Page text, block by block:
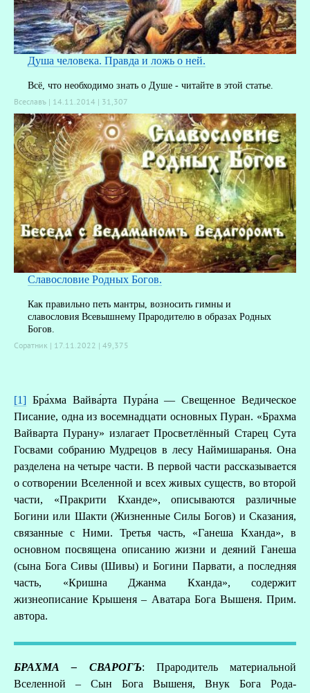
Душа человека. Правда и ложь о ней.
Всё, что необходимо знать о Душе - читайте в этой статье.
Всеславъ | 14.11.2014 | 31,307
Славословие Родных Богов.
Как правильно петь мантры, возносить гимны и
славословия Всевышнему Прародителю в образах Родных
Богов.
Соратник | 17.11.2022 | 49,375
[1] Бра́хма Вайва́рта Пура́на — Свещенное Ведическое
Писание, одна из восемнадцати основных Пуран. «Брахма
Вайварта Пурану» излагает Просветлённый Старец Сута
Госвами собранию Мудрецов в лесу Наймишаранья. Она
разделена на четыре части. В первой части рассказывается
о сотворении Вселенной и всех живых существ, во второй
части, «Пракрити Кханде», описываются различные
Богини или Шакти (Жизненные Силы Богов) и Сказания,
связанные с Ними. Третья часть, «Ганеша Кханда», в
основном посвящена описанию жизни и деяний Ганеша
(сына Бога Сивы (Шивы) и Богини Парвати, а последняя
часть, «Кришна Джанма Кханда», содержит
жизнеописание Крышеня – Аватара Бога Вышеня. Прим.
автора.
БРАХМА – СВАРОГЪ: Прародитель материальной
Вселенной – Сын Бога Вышеня, Внук Бога Рода-